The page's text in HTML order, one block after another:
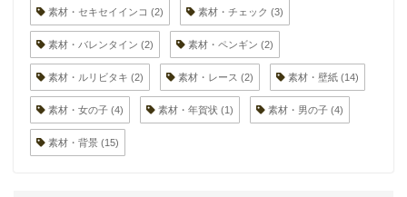
素材・セキセイインコ (2) 素材・チェック (3)
素材・バレンタイン (2) 素材・ペンギン (2)
素材・ルリビタキ (2) 素材・レース (2) 素材・壁紙 (14)
素材・女の子 (4) 素材・年賀状 (1) 素材・男の子 (4)
素材・背景 (15)